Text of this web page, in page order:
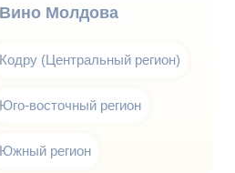
Вино Молдова
Кодру (Центральный регион)
Юго-восточный регион
Южный регион